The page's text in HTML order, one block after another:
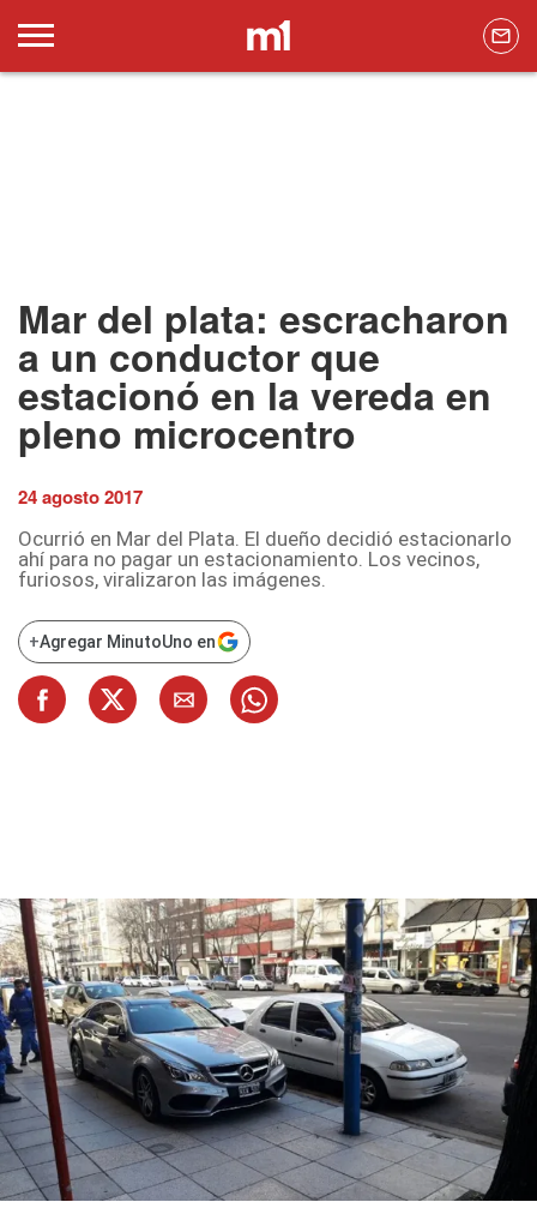
Mar del plata: escracharon
a un conductor que
estacionó en la vereda en
pleno microcentro
24 agosto 2017
Ocurrió en Mar del Plata. El dueño decidió estacionarlo
ahí para no pagar un estacionamiento. Los vecinos,
furiosos, viralizaron las imágenes.
+Agregar MinutoUno en